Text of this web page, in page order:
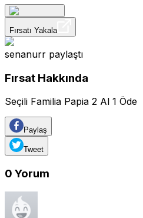
Fırsatı Yakala
senanurr paylaştı
Fırsat Hakkında
Seçili Familia Papia 2 Al 1 Öde
Paylaş
Tweet
0 Yorum